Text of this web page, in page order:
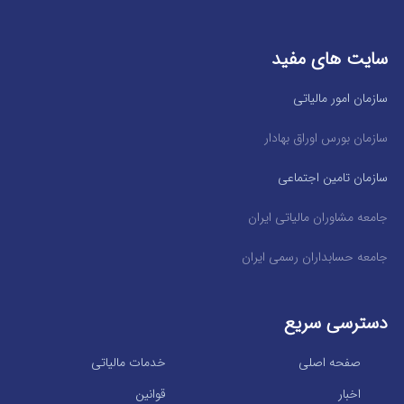
سایت های مفید
سازمان امور مالیاتی
سازمان بورس اوراق بهادار
سازمان تامین اجتماعی
جامعه مشاوران مالیاتی ایران
جامعه حسابداران رسمی ایران
دسترسی سریع
خدمات مالیاتی
صفحه اصلی
قوانین
اخبار